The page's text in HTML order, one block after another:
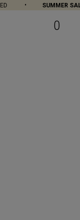
SUMMER SALE
0